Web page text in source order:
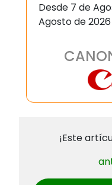
Desde 7 de
Agosto de 2026
¡Este